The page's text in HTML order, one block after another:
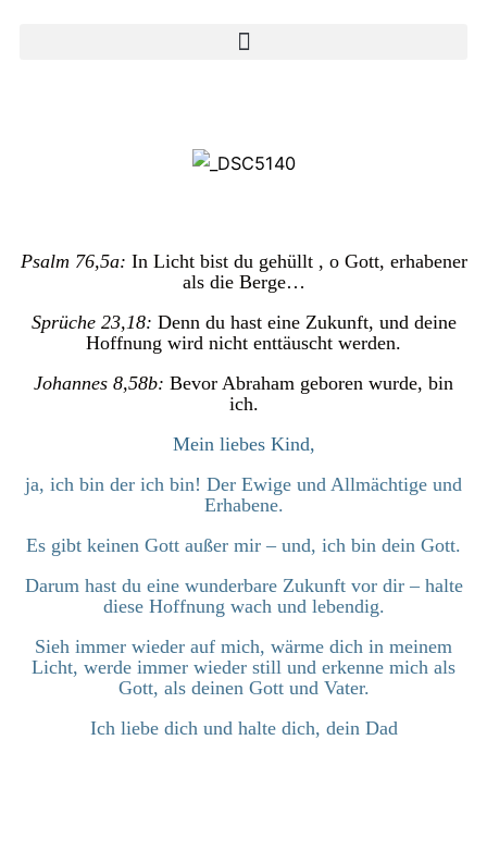
Psalm 76,5a: In Licht bist du gehüllt , o Gott, erhabener
als die Berge…
Sprüche 23,18: Denn du hast eine Zukunft, und deine
Hoffnung wird nicht enttäuscht werden.
Johannes 8,58b: Bevor Abraham geboren wurde, bin
ich.
Mein liebes Kind,
ja, ich bin der ich bin! Der Ewige und Allmächtige und
Erhabene.
Es gibt keinen Gott außer mir – und, ich bin dein Gott.
Darum hast du eine wunderbare Zukunft vor dir – halte
diese Hoffnung wach und lebendig.
Sieh immer wieder auf mich, wärme dich in meinem
Licht, werde immer wieder still und erkenne mich als
Gott, als deinen Gott und Vater.
Ich liebe dich und halte dich, dein Dad